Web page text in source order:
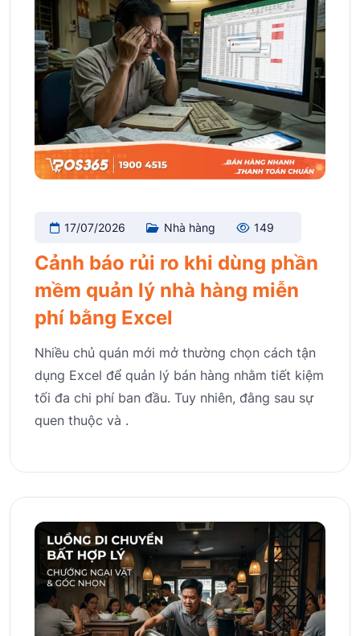
17/07/2026 Nhà hàng 149
Cảnh báo rủi ro khi dùng phần
mềm quản lý nhà hàng miễn
phí bằng Excel
Nhiều chủ quán mới mở thường chọn cách tận
dụng Excel để quản lý bán hàng nhằm tiết kiệm
tối đa chi phí ban đầu. Tuy nhiên, đằng sau sự
quen thuộc và .